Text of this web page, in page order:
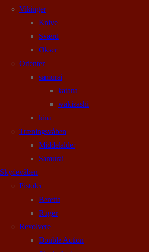
Vikinger
Knive
Sværd
Økser
Orienten
samurai
katana
wakizashi
kina
Træningsvåben
Middelalder
Samurai
Skydevåben
Pistoler
Beretta
Ruger
Revolvere
Double Action